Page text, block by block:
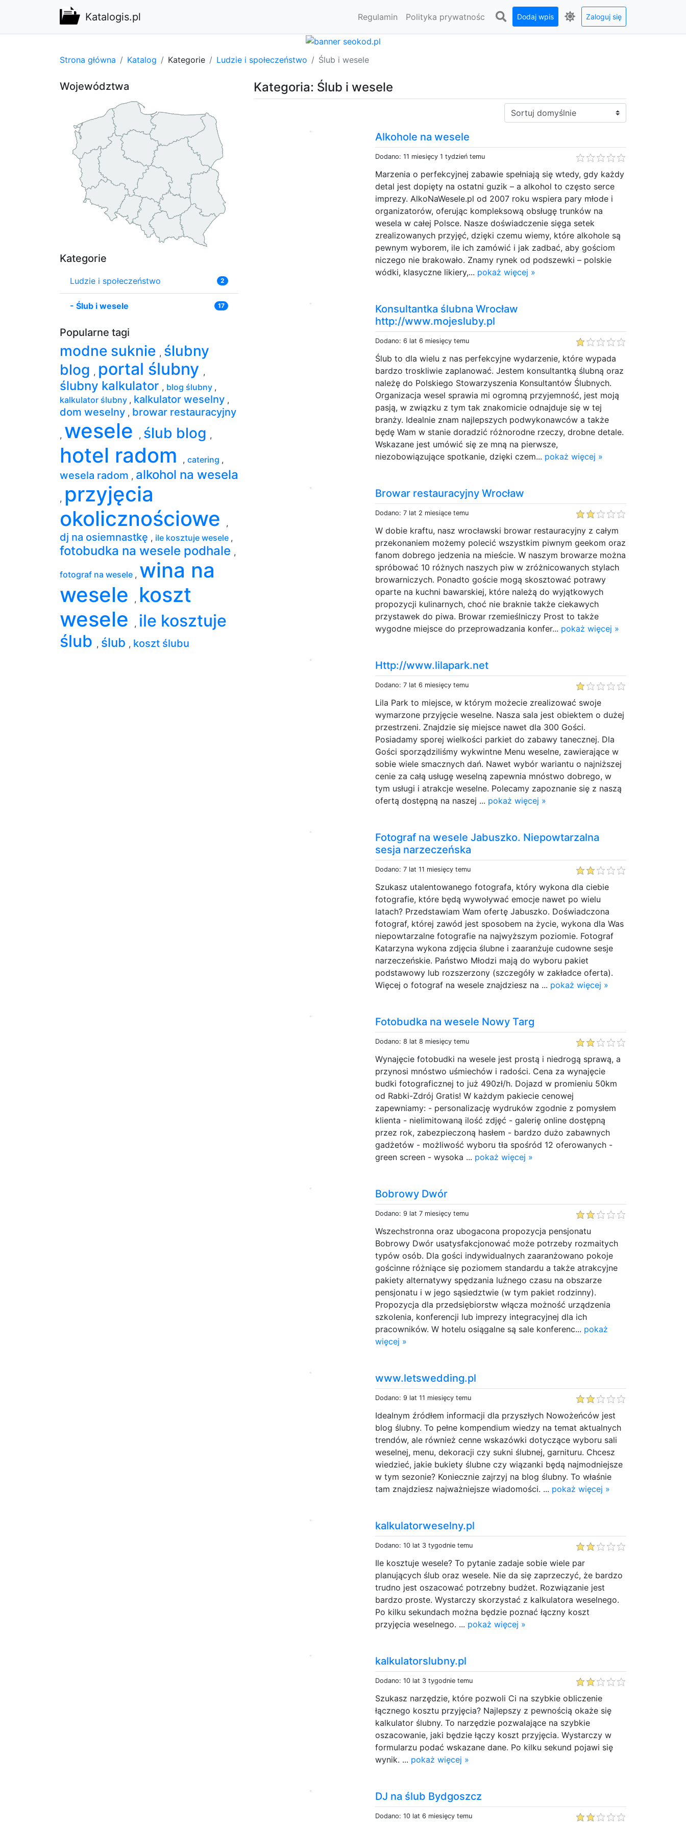
Katalogis.pl Regulamin Polityka prywatnośc Dodaj wpis Zaloguj się
Strona główna Katalog Kategorie Ludzie i społeczeństwo Ślub i wesele
Kategoria: Ślub i wesele
Sortuj:
Alkohole na wesele
Dodano: 11 miesięcy 1 tydzień temu
Marzenia o perfekcyjnej zabawie spełniają się wtedy, gdy każdy
detal jest dopięty na ostatni guzik – a alkohol to często serce
imprezy. AlkoNaWesele.pl od 2007 roku wspiera pary młode i
organizatorów, oferując kompleksową obsługę trunków na
wesela w całej Polsce. Nasze doświadczenie sięga setek
zrealizowanych przyjęć, dzięki czemu wiemy, które alkohole są
pewnym wyborem, ile ich zamówić i jak zadbać, aby gościom
niczego nie brakowało. Znamy rynek od podszewki – polskie
wódki, klasyczne likiery,... pokaż więcej »
Konsultantka ślubna Wrocław
http://www.mojesluby.pl
Dodano: 6 lat 6 miesięcy temu
Ślub to dla wielu z nas perfekcyjne wydarzenie, które wypada
bardzo troskliwie zaplanować. Jestem konsultantką ślubną oraz
należę do Polskiego Stowarzyszenia Konsultantów Ślubnych.
Organizacja wesel sprawia mi ogromną przyjemność, jest moją
pasją, w związku z tym tak znakomicie odnajduje się w tej
branży. Idealnie znam najlepszych podwykonawców a także
będę Wam w stanie doradzić różnorodne rzeczy, drobne detale.
Wskazane jest umówić się ze mną na pierwsze,
niezobowiązujące spotkanie, dzięki czem... pokaż więcej »
Browar restauracyjny Wrocław
Dodano: 7 lat 2 miesiące temu
W dobie kraftu, nasz wrocławski browar restauracyjny z całym
przekonaniem możemy polecić wszystkim piwnym geekom oraz
fanom dobrego jedzenia na mieście. W naszym browarze można
spróbować 10 różnych naszych piw w zróżnicowanych stylach
browarniczych. Ponadto goście mogą skosztować potrawy
oparte na kuchni bawarskiej, które należą do wyjątkowych
propozycji kulinarnych, choć nie braknie także ciekawych
przystawek do piwa. Browar rzemieślniczy Prost to także
wygodne miejsce do przeprowadzania konfer... pokaż więcej »
Http://www.lilapark.net
Dodano: 7 lat 6 miesięcy temu
Lila Park to miejsce, w którym możecie zrealizować swoje
wymarzone przyjęcie weselne. Nasza sala jest obiektem o dużej
przestrzeni. Znajdzie się miejsce nawet dla 300 Gości.
Posiadamy sporej wielkości parkiet do zabawy tanecznej. Dla
Gości sporządziliśmy wykwintne Menu weselne, zawierające w
sobie wiele smacznych dań. Nawet wybór wariantu o najniższej
cenie za całą usługę weselną zapewnia mnóstwo dobrego, w
tym usługi i atrakcje weselne. Polecamy zapoznanie się z naszą
ofertą dostępną na naszej ... pokaż więcej »
Fotograf na wesele Jabuszko. Niepowtarzalna
sesja narzeczeńska
Dodano: 7 lat 11 miesięcy temu
Szukasz utalentowanego fotografa, który wykona dla ciebie
fotografie, które będą wywoływać emocje nawet po wielu
latach? Przedstawiam Wam ofertę Jabuszko. Doświadczona
fotograf, której zawód jest sposobem na życie, wykona dla Was
niepowtarzalne fotografie na najwyższym poziomie. Fotograf
Katarzyna wykona zdjęcia ślubne i zaaranżuje cudowne sesje
narzeczeńskie. Państwo Młodzi mają do wyboru pakiet
podstawowy lub rozszerzony (szczegóły w zakładce oferta).
Więcej o fotograf na wesele znajdziesz na ... pokaż więcej »
Fotobudka na wesele Nowy Targ
Dodano: 8 lat 8 miesięcy temu
Wynajęcie fotobudki na wesele jest prostą i niedrogą sprawą, a
przynosi mnóstwo uśmiechów i radości. Cena za wynajęcie
budki fotograficznej to już 490zł/h. Dojazd w promieniu 50km
od Rabki-Zdrój Gratis! W każdym pakiecie cenowej
zapewniamy: - personalizację wydruków zgodnie z pomysłem
klienta - nielimitowaną ilość zdjęć - galerię online dostępną
przez rok, zabezpieczoną hasłem - bardzo dużo zabawnych
gadżetów - możliwość wyboru tła spośród 12 oferowanych -
green screen - wysoka ... pokaż więcej »
Bobrowy Dwór
Dodano: 9 lat 7 miesięcy temu
Wszechstronna oraz ubogacona propozycja pensjonatu
Bobrowy Dwór usatysfakcjonować może potrzeby rozmaitych
typów osób. Dla gości indywidualnych zaaranżowano pokoje
gościnne różniące się poziomem standardu a także atrakcyjne
pakiety alternatywy spędzania luźnego czasu na obszarze
pensjonatu i w jego sąsiedztwie (w tym pakiet rodzinny).
Propozycja dla przedsiębiorstw włącza możność urządzenia
szkolenia, konferencji lub imprezy integracyjnej dla ich
pracowników. W hotelu osiągalne są sale konferenc... pokaż
więcej »
www.letswedding.pl
Dodano: 9 lat 11 miesięcy temu
Idealnym źródłem informacji dla przyszłych Nowożeńców jest
blog ślubny. To pełne kompendium wiedzy na temat aktualnych
trendów, ale również cenne wskazówki dotyczące wyboru sali
weselnej, menu, dekoracji czy sukni ślubnej, garnituru. Chcesz
wiedzieć, jakie bukiety ślubne czy wiązanki będą najmodniejsze
w tym sezonie? Koniecznie zajrzyj na blog ślubny. To właśnie
tam znajdziesz najważniejsze wiadomości. ... pokaż więcej »
kalkulatorweselny.pl
Dodano: 10 lat 3 tygodnie temu
Ile kosztuje wesele? To pytanie zadaje sobie wiele par
planujących ślub oraz wesele. Nie da się zaprzeczyć, że bardzo
trudno jest oszacować potrzebny budżet. Rozwiązanie jest
bardzo proste. Wystarczy skorzystać z kalkulatora weselnego.
Po kilku sekundach można będzie poznać łączny koszt
przyjęcia weselnego. ... pokaż więcej »
kalkulatorslubny.pl
Dodano: 10 lat 3 tygodnie temu
Szukasz narzędzie, które pozwoli Ci na szybkie obliczenie
łącznego kosztu przyjęcia? Najlepszy z pewnością okaże się
kalkulator ślubny. To narzędzie pozwalające na szybkie
oszacowanie, jaki będzie łączy koszt przyjęcia. Wystarczy w
formularzu podać wskazane dane. Po kilku sekund pojawi się
wynik. ... pokaż więcej »
DJ na ślub Bydgoszcz
Dodano: 10 lat 6 miesięcy temu
Województwa
Kategorie
Ludzie i społeczeństwo 2
- Ślub i wesele 17
Popularne tagi
modne suknie , ślubny
blog , portal ślubny ,
ślubny kalkulator , blog ślubny ,
kalkulator ślubny , kalkulator weselny ,
dom weselny , browar restauracyjny
, wesele , ślub blog ,
hotel radom , catering ,
wesela radom , alkohol na wesela
, przyjęcia
okolicznościowe
,
dj na osiemnastkę , ile kosztuje wesele ,
fotobudka na wesele podhale ,
fotograf na wesele , wina na
wesele
, koszt
wesele
, ile kosztuje
ślub , ślub , koszt ślubu